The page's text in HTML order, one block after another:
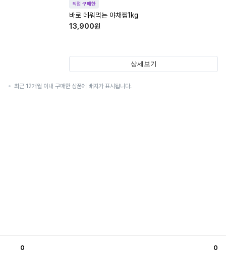
직접 구매한
바로 데워먹는 야채찜1kg
13,900원
상세보기
최근 12개월 이내 구매한 상품에 배지가 표시됩니다.
0 0